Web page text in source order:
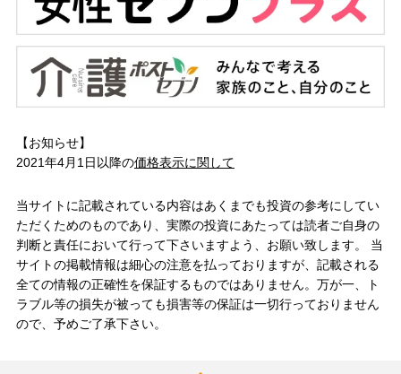
【お知らせ】
2021年4月1日以降の価格表示に関して
当サイトに記載されている内容はあくまでも投資の参考にしてい
ただくためのものであり、実際の投資にあたっては読者ご自身の
判断と責任において行って下さいますよう、お願い致します。 当
サイトの掲載情報は細心の注意を払っておりますが、記載される
全ての情報の正確性を保証するものではありません。万が一、ト
ラブル等の損失が被っても損害等の保証は一切行っておりません
ので、予めご了承下さい。